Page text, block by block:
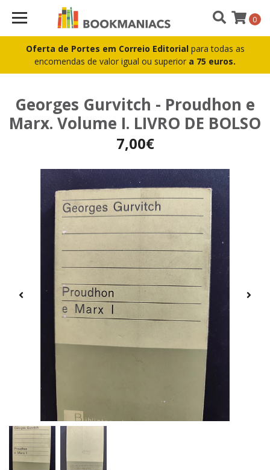
Oferta de Portes em Correio Editorial para todas as
encomendas de valor igual ou superior a 75 euros.
0
Georges Gurvitch - Proudhon e
Marx. Volume I. LIVRO DE BOLSO
7,00€